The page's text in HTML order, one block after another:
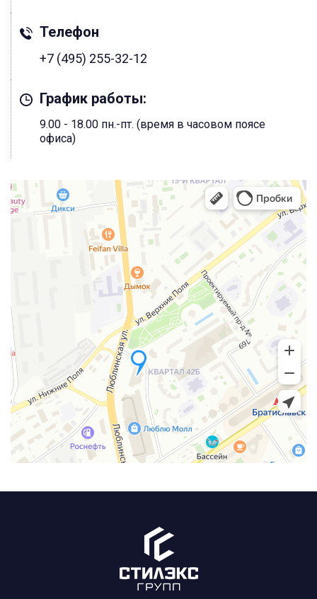
Телефон
+7 (495) 255-32-12
График работы:
9.00 - 18.00 пн.-пт. (время в часовом поясе
офиса)